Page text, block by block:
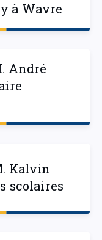
à Wavre
André
Kalvin
scolaires